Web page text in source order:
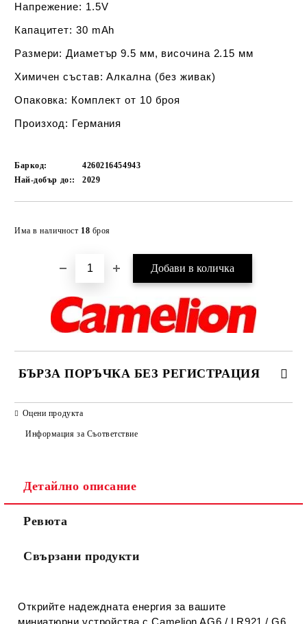
Напрежение: 1.5V
Капацитет: 30 mAh
Размери: Диаметър 9.5 мм, височина 2.15 мм
Химичен състав: Алкална (без живак)
Опаковка: Комплект от 10 броя
Произход: Германия
Баркод:
4260216454943
Най-добър до::
2029
Има в наличност 18 броя
БЪРЗА ПОРЪЧКА БЕЗ РЕГИСТРАЦИЯ
Съгласен съм с
Ние ще се свържем с вас в рамките на работния ден.
Оцени продукта
Информация за Съответствие
Детайлно описание
Ревюта
Свързани продукти
Открийте надеждната енергия за вашите
миниатюрни устройства сCamelion AG6 / LR921 / G6